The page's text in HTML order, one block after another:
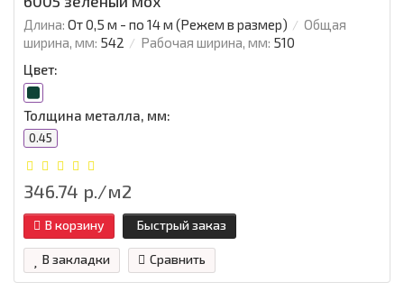
Длина: От 0,5 м - по 14 м (Режем в размер)
Общая
ширина, мм: 542 Рабочая ширина, мм: 510
Цвет:
Толщина металла, мм:
0.45
346.74 р./м2
В корзину Быстрый заказ
В закладки Сравнить